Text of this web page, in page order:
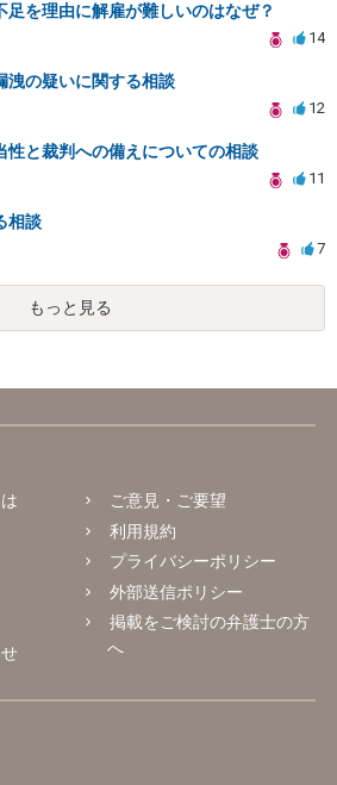
足を理由に解雇が難しいのはなぜ？
14
洩の疑いに関する相談
12
性と裁判への備えについての相談
11
相談
7
もっと見る
ご意見・ご要望
利用規約
プライバシーポリシー
外部送信ポリシー
掲載をご検討の弁護士の方
へ